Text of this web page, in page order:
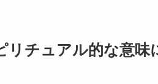
リチュアル的な意味